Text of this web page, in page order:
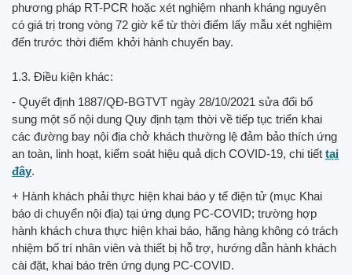
phương pháp RT-PCR hoặc xét nghiệm nhanh kháng nguyên
có giá trị trong vòng 72 giờ kể từ thời điểm lấy mẫu xét nghiệm
đến trước thời điểm khởi hành chuyến bay.
1.3. Điều kiện khác:
- Quyết định 1887/QĐ-BGTVT ngày 28/10/2021 sửa đổi bổ
sung một số nội dung Quy định tạm thời về tiếp tục triển khai
các đường bay nội địa chở khách thường lệ đảm bảo thích ứng
an toàn, linh hoạt, kiểm soát hiệu quả dịch COVID-19, chi tiết tại
đây.
+ Hành khách phải thực hiện khai báo y tế điện tử (mục Khai
báo di chuyển nội địa) tại ứng dụng PC-COVID; trường hợp
hành khách chưa thực hiện khai báo, hãng hàng không có trách
nhiệm bố trí nhân viên và thiết bị hỗ trợ, hướng dẫn hành khách
cài đặt, khai báo trên ứng dụng PC-COVID.